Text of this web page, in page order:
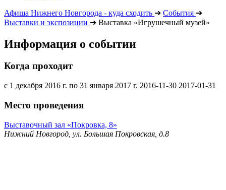
Афиша Нижнего Новгорода - куда сходить ➔ События ➔
Выставки и экспозиции ➔ Выставка «Игрушечный музей»
Информация о событии
Когда проходит
с 1 декабря 2016 г. по 31 января 2017 г. 2016-11-30 2017-01-31
Место проведения
Выставочный зал «Покровка, 8»
Нижний Новгород, ул. Большая Покровская, д.8